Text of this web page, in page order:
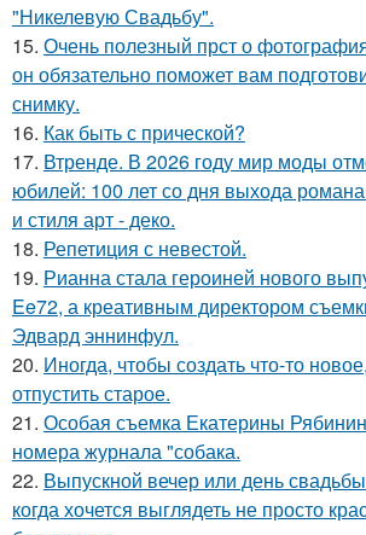
"Никелевую Свадьбу".
15. Очень полезный прст о
он обязательно поможет вам
снимку.
16. Как быть с прической?
17. Втренде. В 2026 году мир моды
юбилей: 100 лет со дня выхода
и стиля арт - деко.
18. Репетиция с невестой.
19. Рианна стала героиней нового
Ee72, а креативным директором
Эдвард эннинфул.
20. Иногда, чтобы создать что-то
отпустить старое.
21. Особая съемка Екатерины
номера журнала "собака.
22. Выпускной вечер или день
когда хочется выглядеть не просто